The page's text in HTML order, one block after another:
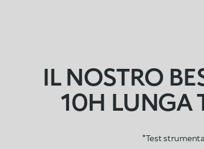
IL NOSTRO
10H LUNGA
*Test